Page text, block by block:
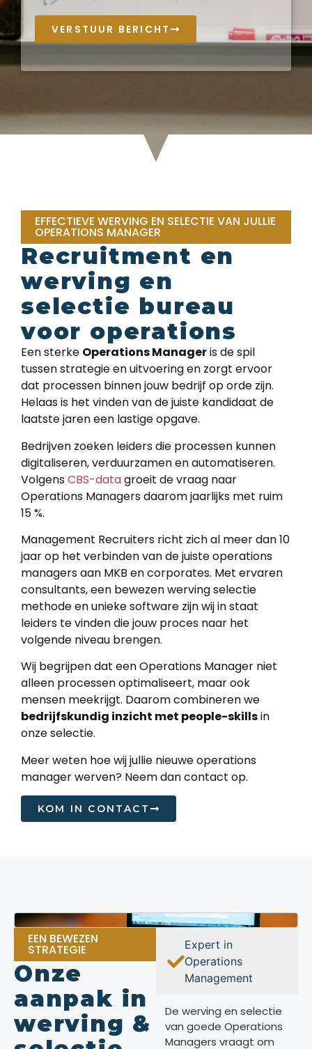
VERSTUUR BERICHT
EFFECTIEVE WERVING EN SELECTIE VAN JULLIE
OPERATIONS MANAGER
Recruitment en
werving en
selectie bureau
voor operations
Een sterke Operations Manageris de spil
tussen strategie en uitvoering en zorgt ervoor
dat processen binnen jouw bedrijf op orde zijn.
Helaas is het vinden van de juiste kandidaat de
laatste jaren een lastige opgave.
Bedrijven zoeken leiders die processen kunnen
digitaliseren, verduurzamen en automatiseren.
VolgensCBS-datagroeit de vraag naar
Operations Managers daarom jaarlijks met ruim
15 %.
Management Recruiters richt zich al meer dan 10
jaar op het verbinden van de juiste operations
managers aan MKB en corporates. Met ervaren
consultants, een bewezen werving selectie
methode en unieke software zijn wij in staat
leiders te vinden die jouw proces naar het
volgende niveau brengen.
Wij begrijpen dat een Operations Manager niet
alleen processen optimaliseert, maar ook
mensen meekrijgt. Daarom combineren we
bedrijfskundig inzicht met people-skillsin
onze selectie.
Meer weten hoe wij jullie nieuwe operations
manager werven? Neem dan contact op.
KOM IN CONTACT
EEN BEWEZEN
STRATEGIE
Onze
aanpak in
werving &
Expert in
Operations
Management
De werving en selectie
van goede Operations
Managers vraagt om